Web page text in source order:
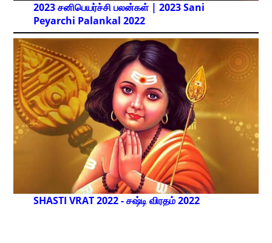
2023 சனிபெயர்ச்சி பலன்கள் | 2023 Sani
Peyarchi Palankal 2022
SHASTI VRAT 2022 - சஷ்டி விரதம் 2022